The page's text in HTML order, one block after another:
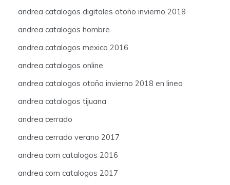
andrea catalogos digitales otoño invierno 2018
andrea catalogos hombre
andrea catalogos mexico 2016
andrea catalogos online
andrea catalogos otoño invierno 2018 en linea
andrea catalogos tijuana
andrea cerrado
andrea cerrado verano 2017
andrea com catalogos 2016
andrea com catalogos 2017